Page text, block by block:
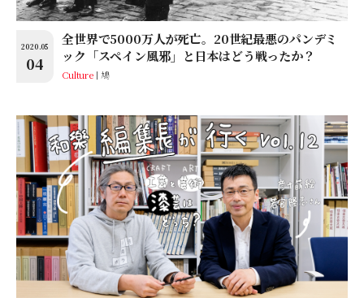
2020.05
04
全世界で5000万人が死亡。20世紀最悪のパンデミ
ック「スペイン風邪」と日本はどう戦ったか？
Culture 鳩